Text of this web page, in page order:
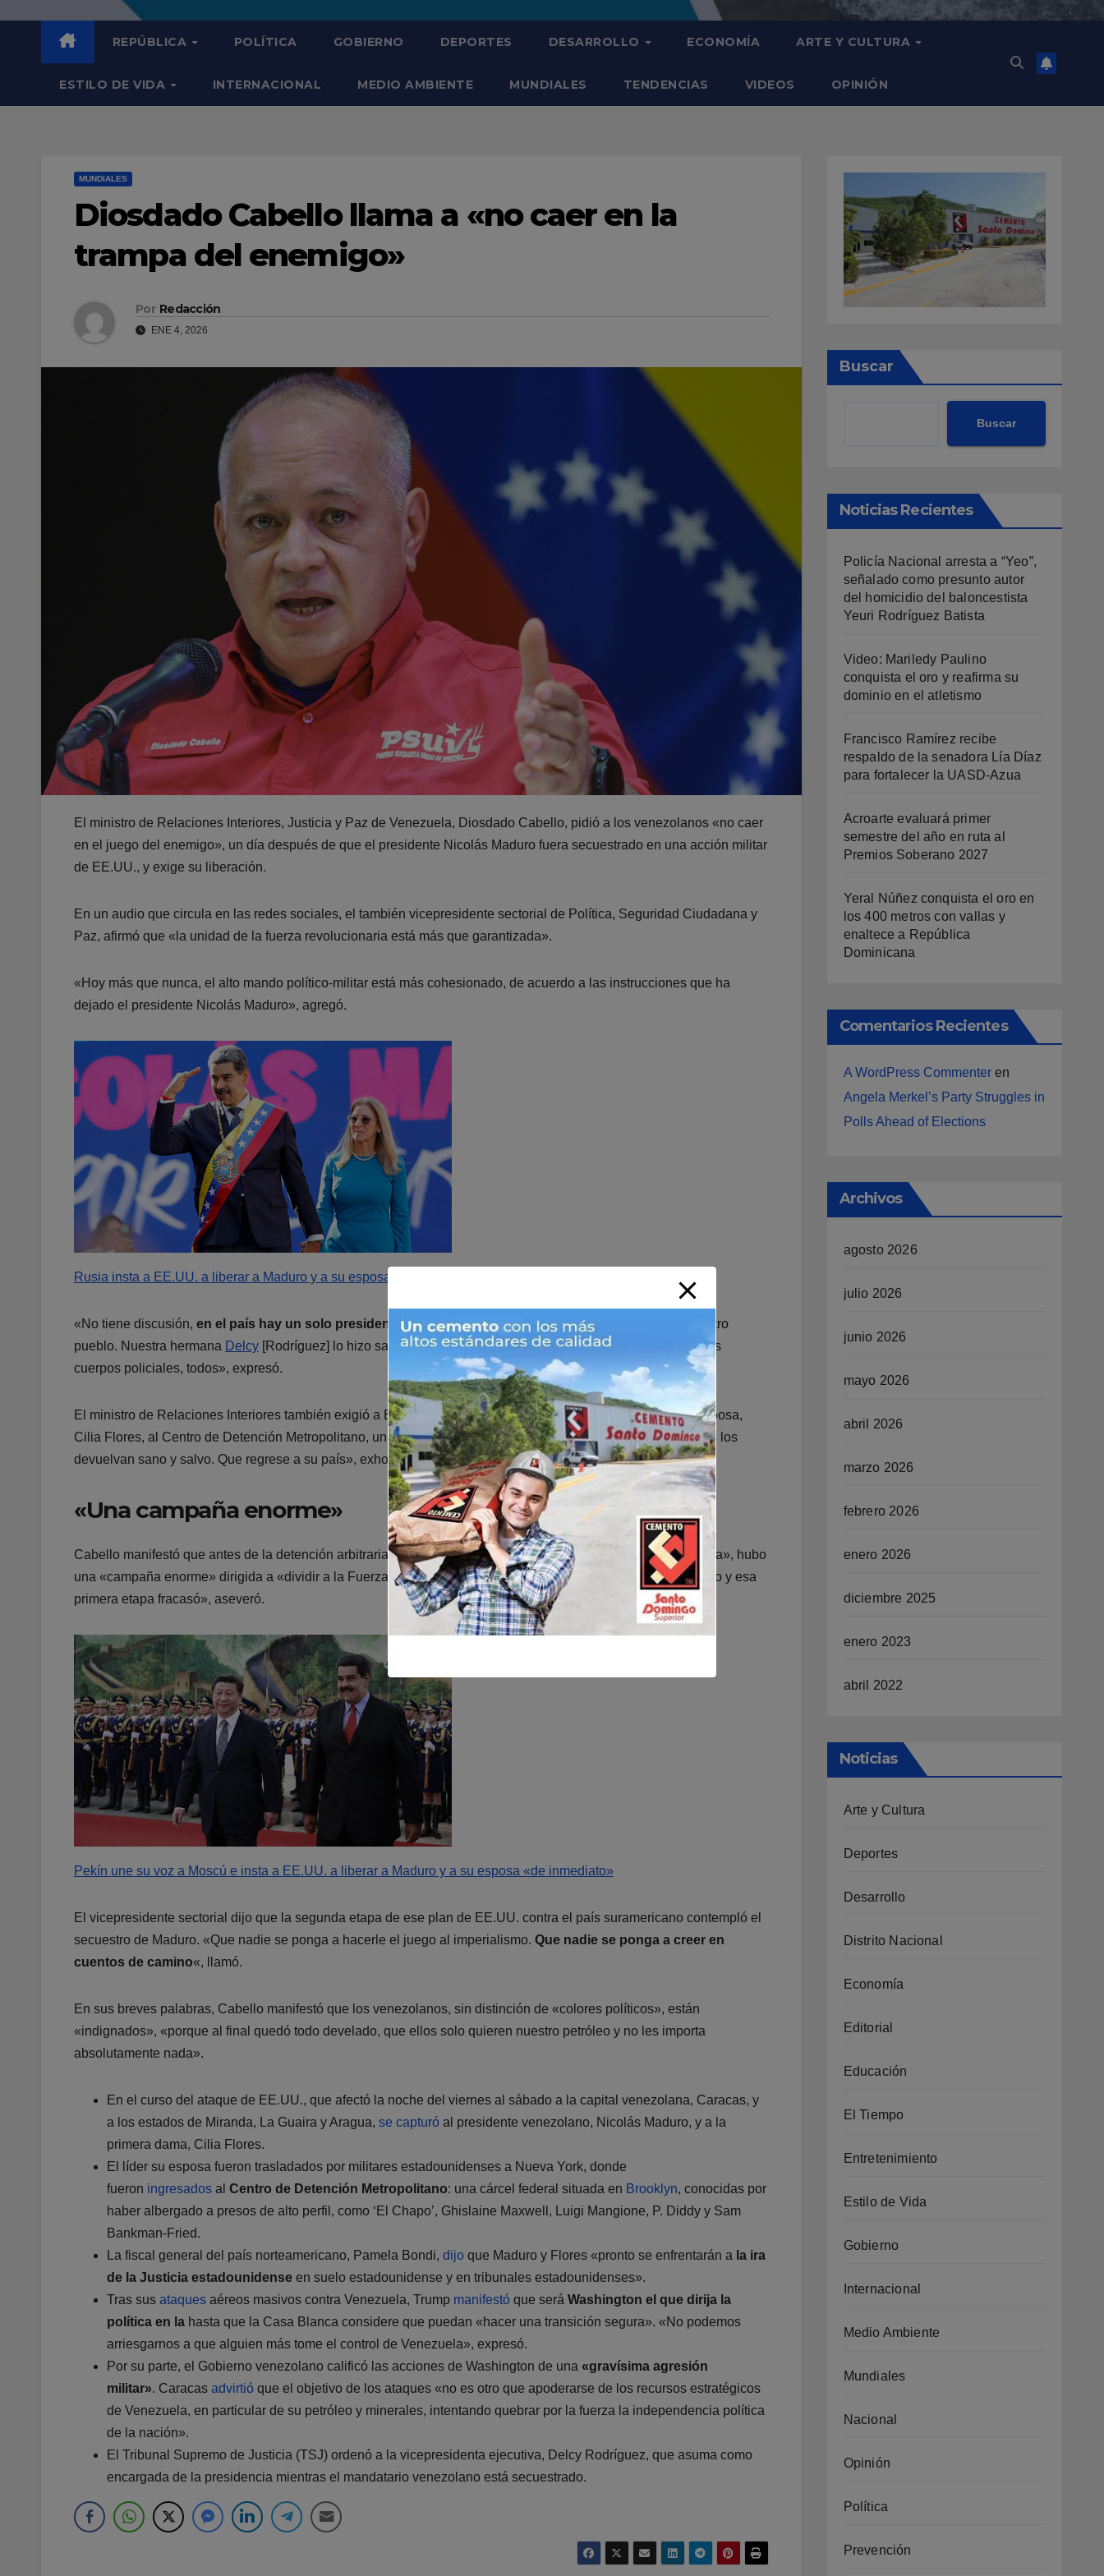
REPÚBLICA POLÍTICA GOBIERNO DEPORTES DESARROLLO ECONOMÍA ARTE Y CULTURA
ESTILO DE VIDA INTERNACIONAL MEDIO AMBIENTE MUNDIALES TENDENCIAS VIDEOS OPINIÓN
MUNDIALES
Diosdado Cabello llama a «no caer en la
trampa del enemigo»
Por Redacción
ENE 4, 2026
El ministro de Relaciones Interiores, Justicia y Paz de Venezuela, Diosdado Cabello, pidió a los venezolanos «no caer
en el juego del enemigo», un día después de que el presidente Nicolás Maduro fuera secuestrado en una acción militar
de EE.UU., y exige su liberación.
En un audio que circula en las redes sociales, el también vicepresidente sectorial de Política, Seguridad Ciudadana y
Paz, afirmó que «la unidad de la fuerza revolucionaria está más que garantizada».
«Hoy más que nunca, el alto mando político-militar está más cohesionado, de acuerdo a las instrucciones que ha
dejado el presidente Nicolás Maduro», agregó.
Rusia insta a EE.UU. a liberar a Maduro y a su esposa
«No tiene discusión, en el país hay un solo presidente, que se llama Nicolás Maduro Moros, electo por nuestro
pueblo. Nuestra hermana Delcy [Rodríguez] lo hizo saber, y así lo hicimos saber todos: el alto mando militar, los
cuerpos policiales, todos», expresó.
El ministro de Relaciones Interiores también exigió a EE.UU. la liberación de Maduro,ingresado junto a su esposa,
Cilia Flores, al Centro de Detención Metropolitano, una cárcel federal situada en Brooklyn. «Exigimos que nos los
devuelvan sano y salvo. Que regrese a su país», exhortó.
«Una campaña enorme»
Cabello manifestó que antes de la detención arbitraria de Maduro, en medio de un ataque militar «a gran escala», hubo
una «campaña enorme» dirigida a «dividir a la Fuerza Armada y al movimiento revolucionario» «No han podido y esa
primera etapa fracasó», aseveró.
Pekín une su voz a Moscú e insta a EE.UU. a liberar a Maduro y a su esposa «de inmediato»
El vicepresidente sectorial dijo que la segunda etapa de ese plan de EE.UU. contra el país suramericano contempló el
secuestro de Maduro. «Que nadie se ponga a hacerle el juego al imperialismo. Que nadie se ponga a creer en
cuentos de camino«, llamó.
En sus breves palabras, Cabello manifestó que los venezolanos, sin distinción de «colores políticos», están
«indignados», «porque al final quedó todo develado, que ellos solo quieren nuestro petróleo y no les importa
absolutamente nada».
En el curso del ataque de EE.UU., que afectó la noche del viernes al sábado a la capital venezolana, Caracas, y
a los estados de Miranda, La Guaira y Aragua, se capturó al presidente venezolano, Nicolás Maduro, y a la
primera dama, Cilia Flores.
El líder su esposa fueron trasladados por militares estadounidenses a Nueva York, donde
fueron ingresados al Centro de Detención Metropolitano: una cárcel federal situada en Brooklyn, conocidas por
haber albergado a presos de alto perfil, como ‘El Chapo’, Ghislaine Maxwell, Luigi Mangione, P. Diddy y Sam
Bankman-Fried.
La fiscal general del país norteamericano, Pamela Bondi, dijo que Maduro y Flores «pronto se enfrentarán a la ira
de la Justicia estadounidense en suelo estadounidense y en tribunales estadounidenses».
Tras sus ataques aéreos masivos contra Venezuela, Trump manifestó que será Washington el que dirija la
política en la hasta que la Casa Blanca considere que puedan «hacer una transición segura». «No podemos
arriesgarnos a que alguien más tome el control de Venezuela», expresó.
Por su parte, el Gobierno venezolano calificó las acciones de Washington de una «gravísima agresión
militar». Caracas advirtió que el objetivo de los ataques «no es otro que apoderarse de los recursos estratégicos
de Venezuela, en particular de su petróleo y minerales, intentando quebrar por la fuerza la independencia política
de la nación».
El Tribunal Supremo de Justicia (TSJ) ordenó a la vicepresidenta ejecutiva, Delcy Rodríguez, que asuma como
encargada de la presidencia mientras el mandatario venezolano está secuestrado.
Buscar
Buscar
Noticias Recientes
Policía Nacional arresta a “Yeo”,
señalado como presunto autor
del homicidio del baloncestista
Yeuri Rodríguez Batista
Video: Mariledy Paulino
conquista el oro y reafirma su
dominio en el atletismo
Francisco Ramírez recibe
respaldo de la senadora Lía Díaz
para fortalecer la UASD-Azua
Acroarte evaluará primer
semestre del año en ruta al
Premios Soberano 2027
Yeral Núñez conquista el oro en
los 400 metros con vallas y
enaltece a República
Dominicana
Comentarios Recientes
A WordPress Commenteren
Angela Merkel’s Party Struggles in
Polls Ahead of Elections
Archivos
agosto 2026
julio 2026
junio 2026
mayo 2026
abril 2026
marzo 2026
febrero 2026
enero 2026
diciembre 2025
enero 2023
abril 2022
Noticias
Arte y Cultura
Deportes
Desarrollo
Distrito Nacional
Economía
Editorial
Educación
El Tiempo
Entretenimiento
Estilo de Vida
Gobierno
Internacional
Medio Ambiente
Mundiales
Nacional
Opinión
Política
Prevención